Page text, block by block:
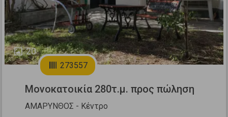
20
273557
Μονοκατοικία 280τ.μ. προς πώληση
ΑΜΑΡΥΝΘΟΣ - Κέντρο